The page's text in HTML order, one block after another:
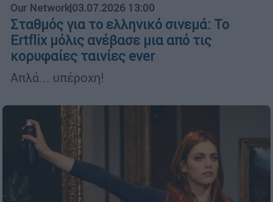
Our Network|03.07.2026 13:00
Σταθμός για το ελληνικό σινεμά: Το
Ertflix μόλις ανέβασε μια από τις
κορυφαίες ταινίες ever
Απλά... υπέροχη!